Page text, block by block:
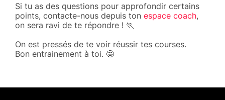
Si tu as des questions pour approfondir certains
points, contacte-nous depuis ton espace coach,
on sera ravi de te répondre ! 🏃
On est pressés de te voir réussir tes courses.
Bon entrainement à toi. 🤩